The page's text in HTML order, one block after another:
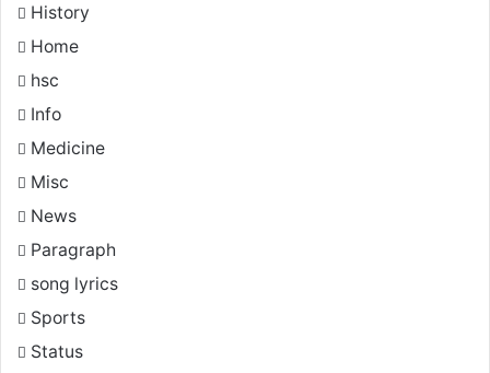
History
Home
hsc
Info
Medicine
Misc
News
Paragraph
song lyrics
Sports
Status